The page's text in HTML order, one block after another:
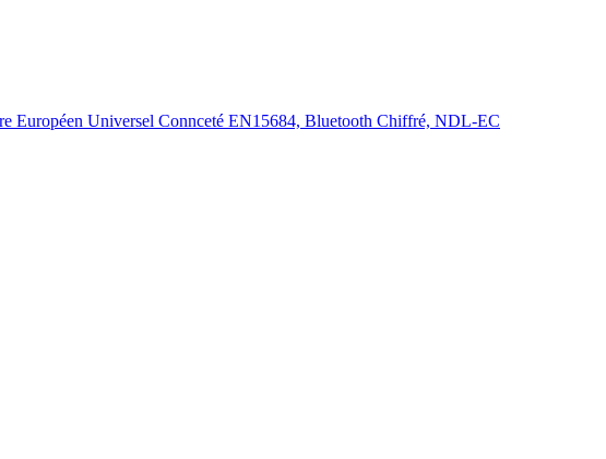
Européen Universel Connceté EN15684, Bluetooth Chiffré, NDL-EC